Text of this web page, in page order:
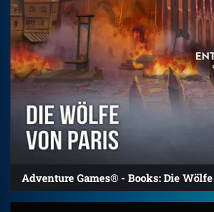
Adventure Games® - Books: Die